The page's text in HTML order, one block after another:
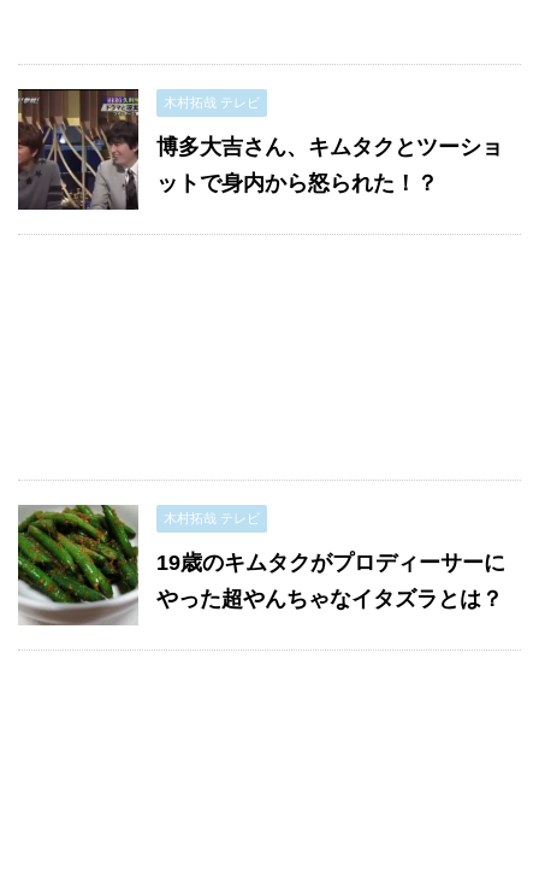
木村拓哉 テレビ
博多大吉さん、キムタクとツーショ
ットで身内から怒られた！？
木村拓哉 テレビ
19歳のキムタクがプロディーサーに
やった超やんちゃなイタズラとは？